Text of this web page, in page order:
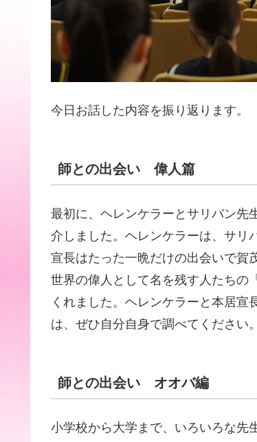
今日お話した内容を振り返ります。
師との出会い 偉人篇
最初に、ヘレンケラーとサリバン先
介しました。ヘレンケラーは、サ
宣長はたった一晩だけの出会いで
世界の偉人として名を残す人たち
くれました。ヘレンケラーと本居宣
は、ぜひ自分自身で調べてください。
師との出会い オオバ編
小学校から大学まで、いろいろな先